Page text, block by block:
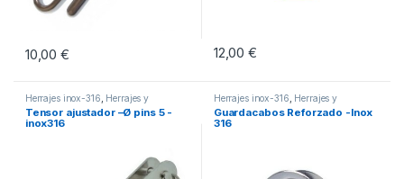
10,00€ 12,00€
Herrajes inox-316 Herrajes y
Mosquetones
Tensor ajustador –Ø pins 5 -
inox316
Herrajes inox-316 Herrajes y
Mosquetones
Guardacabos Reforzado -Inox
316